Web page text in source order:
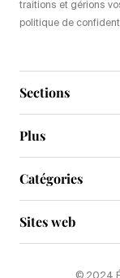
Sections
Plus
traitions et gérions
politique de
Catégories
Sites web